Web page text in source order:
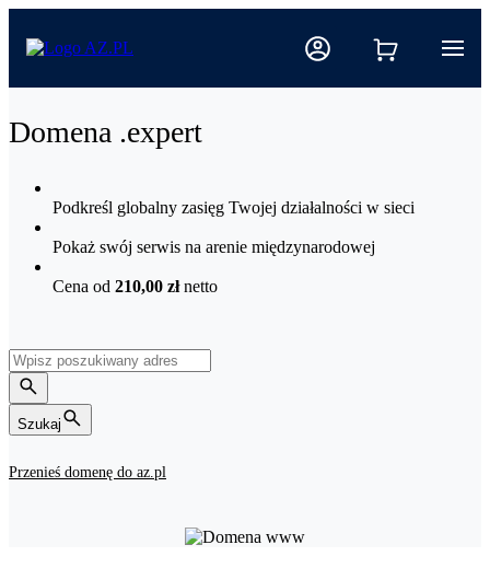
Domena .expert
Podkreśl globalny zasięg Twojej działalności w sieci
Pokaż swój serwis na arenie międzynarodowej
Cena od 210,00 zł netto
Szukaj
Przenieś domenę do az.pl